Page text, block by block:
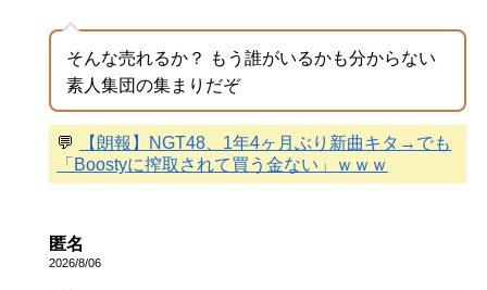
そんな売れるか？ もう誰がいるかも分からない
素人集団の集まりだぞ
💬
【朗報】NGT48、1年4ヶ月ぶり新曲キタ→でも
「Boostyに搾取されて買う金ない」ｗｗｗ
匿名
2026/8/06